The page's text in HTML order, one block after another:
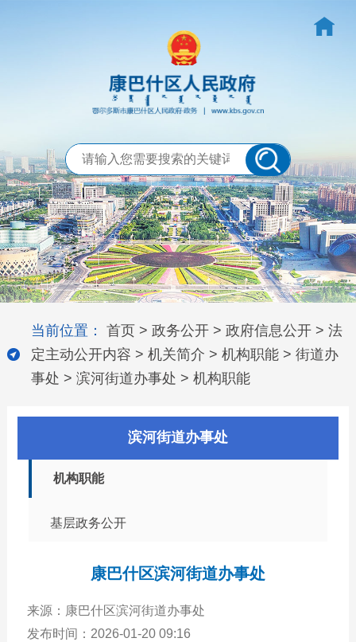
当前位置： 首页 > 政务公开> 政府信息公开> 法
定主动公开内容 > 机关简介 > 机构职能> 街道办
事处 > 滨河街道办事处 > 机构职能
滨河街道办事处
机构职能
基层政务公开
康巴什区滨河街道办事处
来源：康巴什区滨河街道办事处
发布时间：2026-01-20 09:16